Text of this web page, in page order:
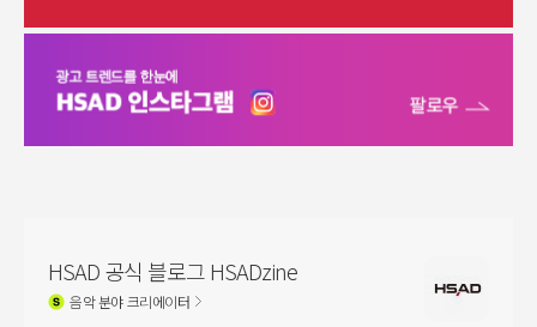
HSAD 공식 블로그 HSADzine
음악분야 크리에이터